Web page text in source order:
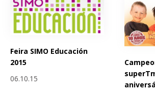
Feira SIMO Educación
2015
06.10.15